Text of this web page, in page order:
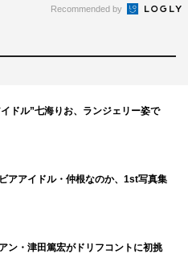
、みんなと一体になっている
なんです」と振り返った十
力で突き進んでいきますの
らうれしいです！」とファン
タビュー全文は、次ページに
Recommended by
ドル”七海りお、ランジェリー姿で
アアイドル・仲根なのか、1st写真集
ン・津田篤宏がドリフコントに初挑